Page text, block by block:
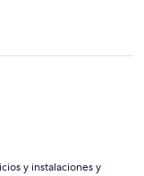
y instalaciones y